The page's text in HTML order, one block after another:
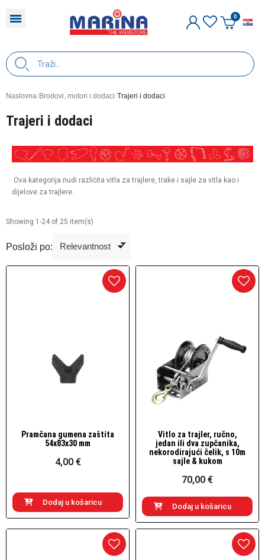
Naslovna Brodovi, motori i dodaci Trajeri i dodaci
Trajeri i dodaci
Ova kategorija nudi različita vitla za trajlere, trake i sajle za vitla kao i
dijelove za trajlere.
Showing 1-24 of 25 item(s)
Posloži po:
Brzi pogled
Pramčana gumena zaštita
54x83x30 mm
4,00 €
Dodaj u košaricu
Brzi pogled
Vitlo za trajler, ručno,
jedan ili dva zupčanika,
nekorodirajući čelik, s 10m
sajle & kukom
70,00 €
Dodaj u košaricu